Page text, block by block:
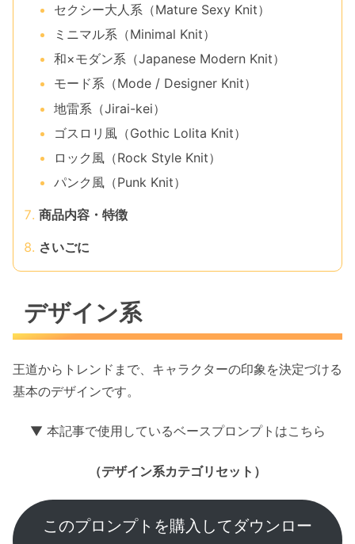
セクシー大人系（Mature Sexy Knit）
ミニマル系（Minimal Knit）
和×モダン系（Japanese Modern Knit）
モード系（Mode / Designer Knit）
地雷系（Jirai-kei）
ゴスロリ風（Gothic Lolita Knit）
ロック風（Rock Style Knit）
パンク風（Punk Knit）
商品内容・特徴
さいごに
デザイン系
王道からトレンドまで、キャラクターの印象を決定づける
基本のデザインです。
▼ 本記事で使用しているベースプロンプトはこちら
（デザイン系カテゴリセット）
このプロンプトを購入してダウンロー